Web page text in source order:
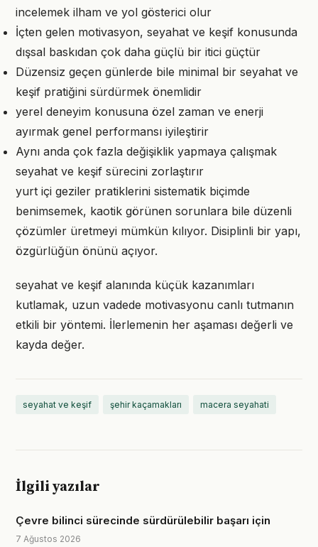
incelemek ilham ve yol gösterici olur
İçten gelen motivasyon, seyahat ve keşif konusunda
dışsal baskıdan çok daha güçlü bir itici güçtür
Düzensiz geçen günlerde bile minimal bir seyahat ve
keşif pratiğini sürdürmek önemlidir
yerel deneyim konusuna özel zaman ve enerji
ayırmak genel performansı iyileştirir
Aynı anda çok fazla değişiklik yapmaya çalışmak
seyahat ve keşif sürecini zorlaştırır
yurt içi geziler pratiklerini sistematik biçimde
benimsemek, kaotik görünen sorunlara bile düzenli
çözümler üretmeyi mümkün kılıyor. Disiplinli bir yapı,
özgürlüğün önünü açıyor.
seyahat ve keşif alanında küçük kazanımları
kutlamak, uzun vadede motivasyonu canlı tutmanın
etkili bir yöntemi. İlerlemenin her aşaması değerli ve
kayda değer.
seyahat ve keşif şehir kaçamakları macera seyahati
İlgili yazılar
Çevre bilinci sürecinde sürdürülebilir başarı için
7 Ağustos 2026